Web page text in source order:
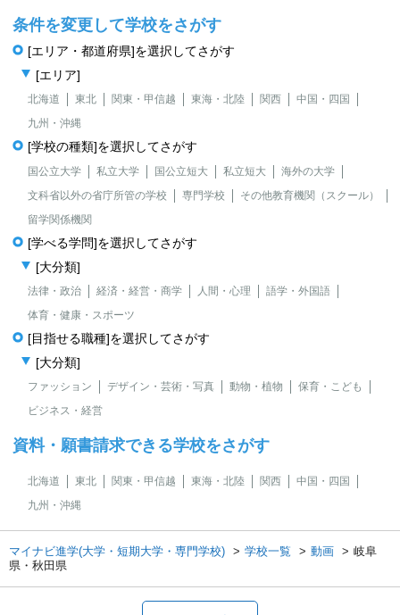
条件を変更して学校をさがす
[エリア・都道府県]を選択してさがす
[エリア]
北海道 東北 関東・甲信越 東海・北陸 関西
中国・四国
九州・沖縄
[学校の種類]を選択してさがす
国公立大学 私立大学 国公立短大 私立短大
海外の大学
文科省以外の省庁所管の学校
専門学校
その他教育機関（スクール）
留学関係機関
[学べる学問]を選択してさがす
[大分類]
法律・政治 経済・経営・商学 人間・心理
語学・外国語
体育・健康・スポーツ
[目指せる職種]を選択してさがす
[大分類]
ファッション デザイン・芸術・写真 動物・植物
保育・こども
ビジネス・経営
資料・願書請求できる学校をさがす
北海道 東北 関東・甲信越 東海・北陸 関西
中国・四国
九州・沖縄
マイナビ進学(大学・短期大学・専門学校) 学校一覧 動画
岐阜
県・秋田県